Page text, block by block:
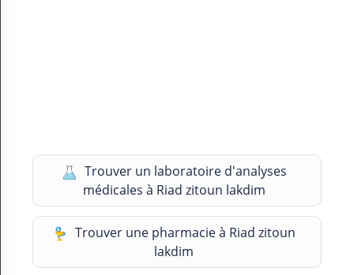
Trouver un laboratoire d'analyses
médicales à Riad zitoun lakdim
Trouver une pharmacie à Riad zitoun
lakdim